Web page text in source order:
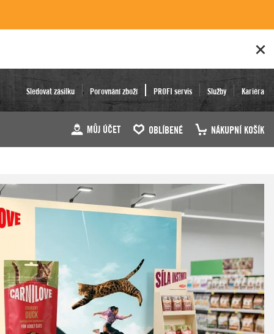
Sledovat zásilku Porovnání zboží PROFI servis Služby Kariéra
MŮJ ÚČET OBLÍBENÉ NÁKUPNÍ KOŠÍK